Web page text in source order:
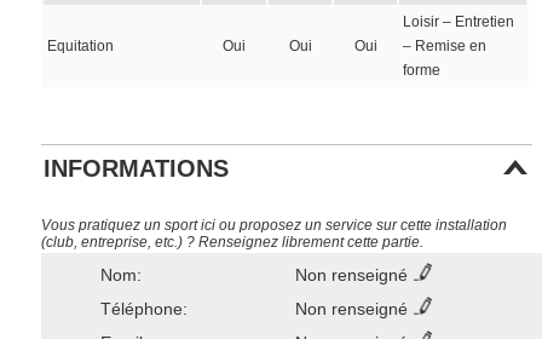
Equitation Oui Oui Oui
Loisir – Entretien
– Remise en
forme
INFORMATIONS
Vous pratiquez un sport ici ou proposez un service sur cette installation
(club, entreprise, etc.) ? Renseignez librement cette partie.
Nom:
Non renseigné
Téléphone:
Non renseigné